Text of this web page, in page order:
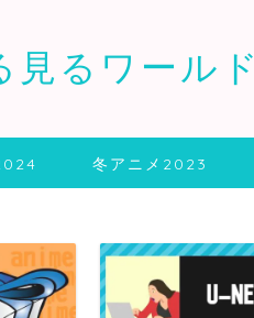
見るワールド
冬アニメ2023